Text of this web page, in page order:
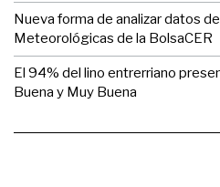
Nueva forma de analizar datos
Meteorológicas de la BolsaCER
El 94% del lino entrerriano
Buena y Muy Buena